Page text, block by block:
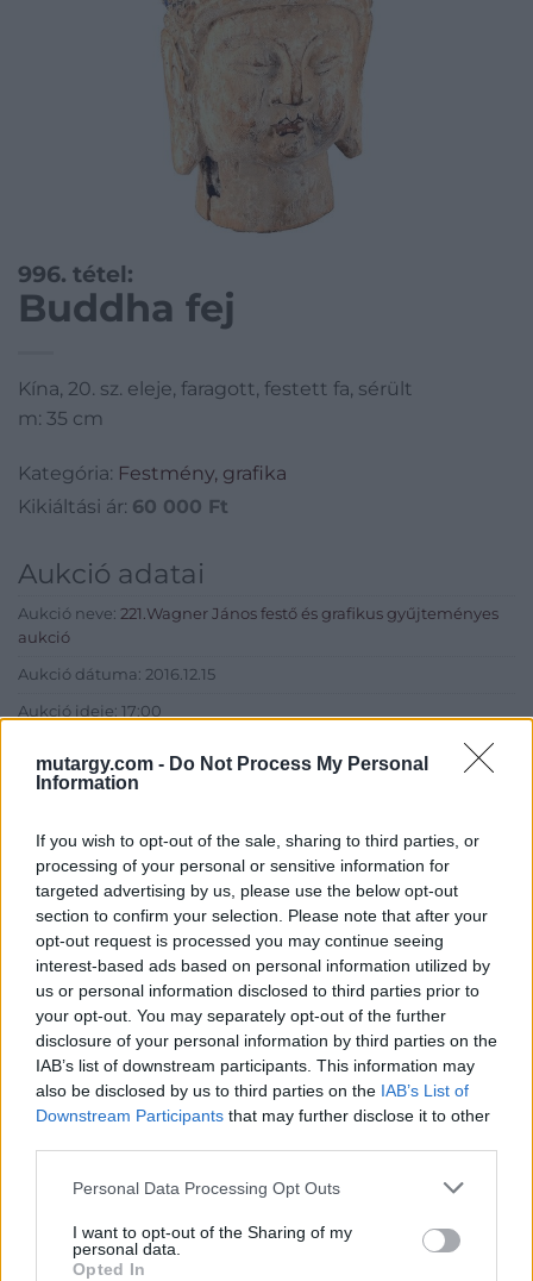
mutargy.com - Do Not Process My Personal
Information
If you wish to opt-out of the sale, sharing to third parties, or
processing of your personal or sensitive information for
targeted advertising by us, please use the below opt-out
section to confirm your selection. Please note that after your
opt-out request is processed you may continue seeing
interest-based ads based on personal information utilized by
us or personal information disclosed to third parties prior to
your opt-out. You may separately opt-out of the further
disclosure of your personal information by third parties on the
IAB’s list of downstream participants. This information may
also be disclosed by us to third parties on the IAB’s List of
Downstream Participants that may further disclose it to other
Personal Data Processing Opt Outs
I want to opt-out of the Sharing of my
personal data.
Opted In
996. tétel:
Buddha fej
Kína, 20. sz. eleje, faragott, festett fa, sérült
m: 35 cm
Kategória: Festmény, grafika
Kikiáltási ár: 60 000 Ft
Aukció adatai
Aukció neve: 221.Wagner János festő és grafikus gyűjteményes
aukció
Aukció dátuma: 2016.12.15
Aukció ideje: 17:00
Tételszám: 996
Eladó adatai
Eladó:Nagyházi Galéria és
Aukciósház
Cím: Müller Márta
Nagyházi Galéria és Aukciósház
Kft.
1055 Budapest, Balaton utca 8.
Telefon: +361 475 6000 +361
4756005
Weboldal:
http://www.nagyhazi.hu
Bemutatkozás: Magas színvonalú festmények és műtárgyak,
néprajzi tárgyak értékesítése és aukcionálása. Hagyatékok és
gyűjtemények árverezése. Ingyenes értékbecslés. Árveréseinkre